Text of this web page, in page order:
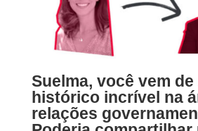
Suelma, você vem de
histórico incrível na
relações